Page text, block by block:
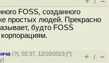
/
FOSS, созданного
простых людей. Прекрасно
будто FOSS
(?), 02:37, 12/10/2023 [^]
] + / –